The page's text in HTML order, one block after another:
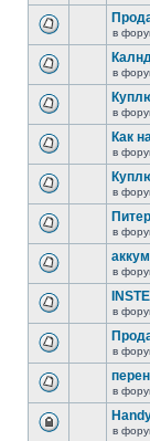
в
в
в
Как
в
в
в
в
в
в
в
в